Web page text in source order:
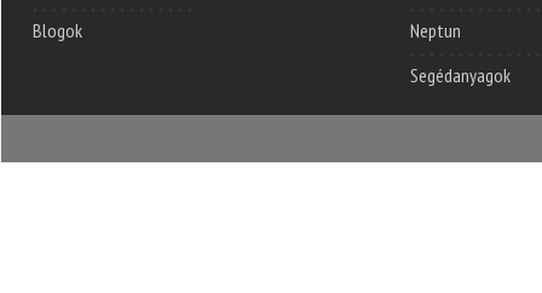
Blogok
Neptun
Segédanyagok